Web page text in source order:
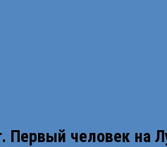
Первый человек на